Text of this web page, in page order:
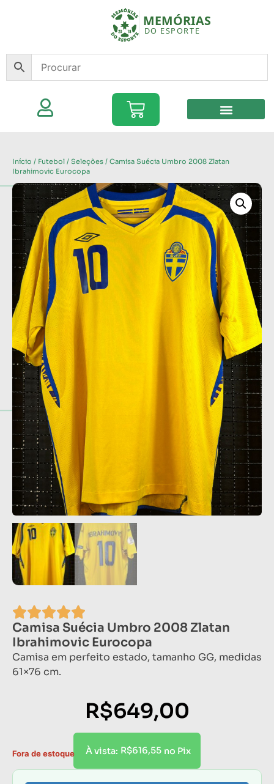
Início / Futebol / Seleções / Camisa Suécia Umbro 2008 Zlatan
Ibrahimovic Eurocopa
Camisa Suécia Umbro 2008 Zlatan
Ibrahimovic Eurocopa
Camisa em perfeito estado, tamanho GG, medidas
61×76 cm.
R$649,00
À vista: R$616,55 no Pix
Fora de estoque